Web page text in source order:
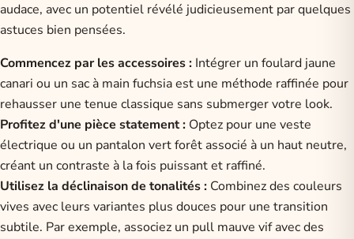
audace, avec un potentiel révélé judicieusement par quelques
astuces bien pensées.
Commencez par les accessoires : Intégrer un foulard jaune
canari ou un sac à main fuchsia est une méthode raffinée pour
rehausser une tenue classique sans submerger votre look.
Profitez d'une pièce statement : Optez pour une veste
électrique ou un pantalon vert forêt associé à un haut neutre,
créant un contraste à la fois puissant et raffiné.
Utilisez la déclinaison de tonalités : Combinez des couleurs
vives avec leurs variantes plus douces pour une transition
subtile. Par exemple, associez un pull mauve vif avec des